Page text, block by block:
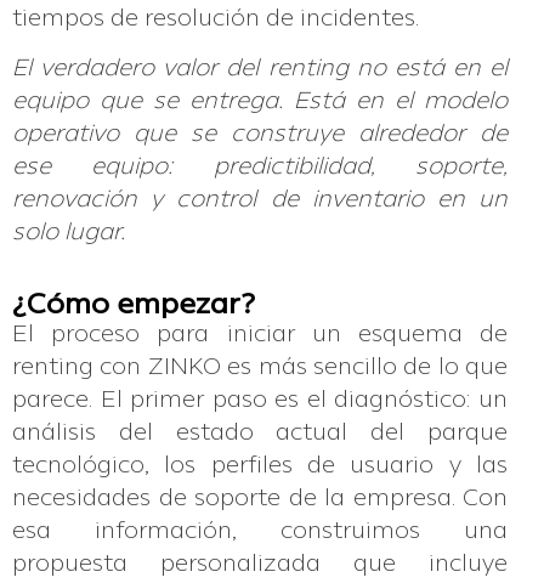
tiempos de resolución de incidentes.
El verdadero valor del renting no está en el
equipo que se entrega. Está en el modelo
operativo que se construye alrededor de
ese equipo: predictibilidad, soporte,
renovación y control de inventario en un
solo lugar.
¿Cómo empezar?
El proceso para iniciar un esquema de
renting con ZINKO es más sencillo de lo que
parece. El primer paso es el diagnóstico: un
análisis del estado actual del parque
tecnológico, los perfiles de usuario y las
necesidades de soporte de la empresa. Con
esa información, construimos una
propuesta personalizada que incluye